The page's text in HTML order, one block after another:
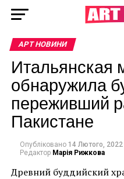
АРТ НОВИНИ
Итальянская
обнаружила
переживший
Пакистане
Опубліковано 14 Лютого, 2022
Редактор Марія Рижкова
Древний буддийский